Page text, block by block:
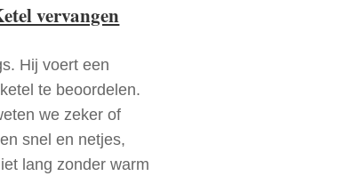
vervangen
Hij voert een
te beoordelen.
we zeker of
snel en netjes,
lang zonder warm